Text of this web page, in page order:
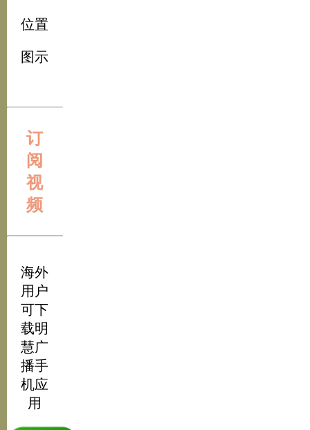
位置
图示
订
阅
视
频
海外
用户
可下
载明
慧广
播手
机应
用